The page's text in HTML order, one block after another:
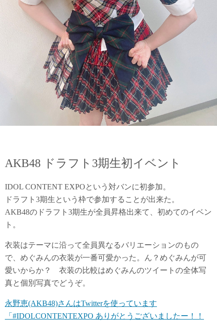
AKB48 ドラフト3期生初イベント
IDOL CONTENT EXPOという対バンに初参加。
ドラフト3期生という枠で参加することが出来た。
AKB48のドラフト3期生が全員昇格出来て、初めてのイベン
ト。
衣装はテーマに沿って全員異なるバリエーションのもの
で、めぐみんの衣装が一番可愛かった。ん？めぐみんが可
愛いからか？ 衣装の比較はめぐみんのツイートの全体写
真と個別写真でどうぞ。
永野恵(AKB48)さんはTwitterを使っています
「#IDOLCONTENTEXPO ありがとうございましたー！！